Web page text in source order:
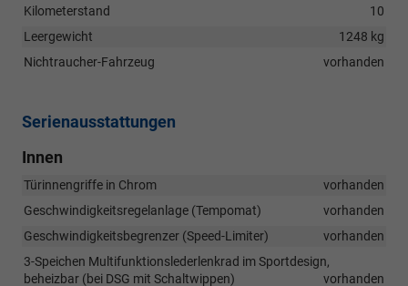
Kilometerstand
10
Leergewicht
1248 kg
Nichtraucher-Fahrzeug
vorhanden
Serienausstattungen
Innen
Türinnengriffe in Chrom
vorhanden
Geschwindigkeitsregelanlage (Tempomat)
vorhanden
Geschwindigkeitsbegrenzer (Speed-Limiter)
vorhanden
3-Speichen Multifunktionslederlenkrad im Sportdesign,
beheizbar (bei DSG mit Schaltwippen)
vorhanden